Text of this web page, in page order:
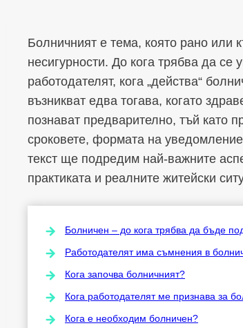
Болничният е тема, която рано или
несигурности. До кога трябва да
работодателят, кога „действа“
възникват едва тогава, когато
познават предварително, тъй като
сроковете, формата на
текст ще подредим най-важните
практиката и реалните житейски
Болничен – до кога трябва да бъде
Работодателят има съмнения в
Кога започва болничният?
Кога работодателят ме признава за
Кога е необходим болничен?